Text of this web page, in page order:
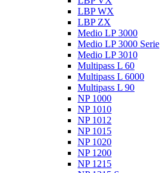
LBP WX
LBP ZX
Medio LP 3000
Medio LP 3000 Serie
Medio LP 3010
Multipass L 60
Multipass L 6000
Multipass L 90
NP 1000
NP 1010
NP 1012
NP 1015
NP 1020
NP 1200
NP 1215